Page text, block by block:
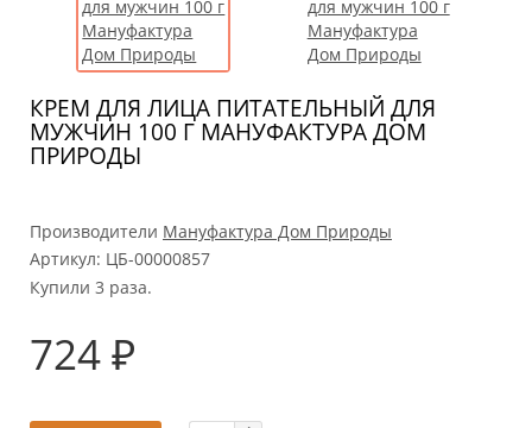
КРЕМ ДЛЯ ЛИЦА ПИТАТЕЛЬНЫЙ ДЛЯ
МУЖЧИН 100 Г МАНУФАКТУРА ДОМ
ПРИРОДЫ
Производители Мануфактура Дом Природы
Артикул: ЦБ-00000857
Купили 3 раза.
724 ₽